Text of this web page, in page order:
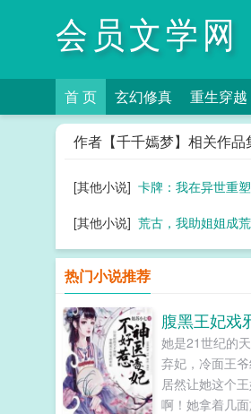
会员文学网
首 页 玄幻修真 重生穿越
作者【千千嫣梦】相关作品
[其他小说] 卡牌：我在异世重
[其他小说] 荒古，我助姐姐成
热门小说推荐
腹黑王妃戏
她是21世纪的
弃妃，冷面王
居然让她这个
啊！她拿着几